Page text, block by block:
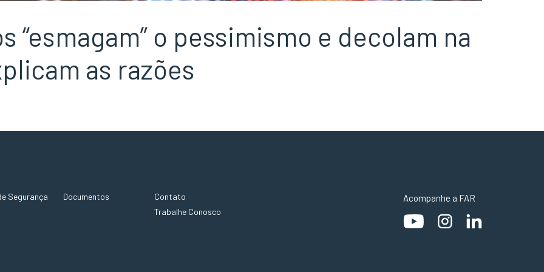
“esmagam” o pessimismo e decolam na
as razões
Acompanhe a FAR
Segurança Documentos
Contato
Trabalhe Conosco